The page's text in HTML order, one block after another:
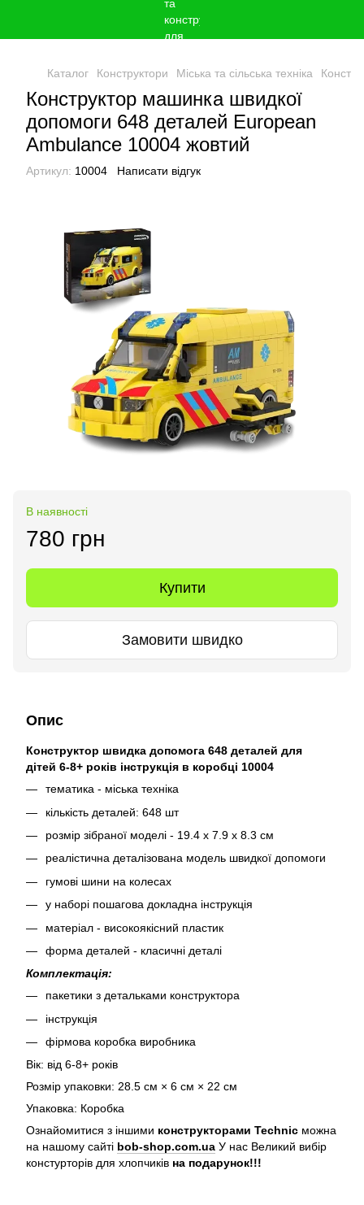
Каталог Конструктори Міська та сільська техніка
Конструктор машинка швидкої
допомоги 648 деталей European
Ambulance 10004 жовтий
Артикул: 10004 Написати відгук
В наявності
780 грн
Купити
Замовити швидко
Опис
Конструктор швидка допомога 648 деталей для
дітей 6-8+ років інструкція в коробці 10004
тематика - міська техніка
кількість деталей: 648 шт
розмір зібраної моделі - 19.4 х 7.9 х 8.3 см
реалістична деталізована модель швидкої допомоги
гумові шини на колесах
у наборі пошагова докладна інструкція
матеріал - високоякісний пластик
форма деталей - класичні деталі
Комплектація:
пакетики з детальками конструктора
інструкція
фірмова коробка виробника
Вік: від 6-8+ років
Розмір упаковки: 28.5 см × 6 см × 22 см
Упаковка: Коробка
Ознайомитися з іншими конструкторами Technic можна
на нашому сайті bob-shop.com.ua У нас Великий вибір
констурторів для хлопчиків на подарунок!!!